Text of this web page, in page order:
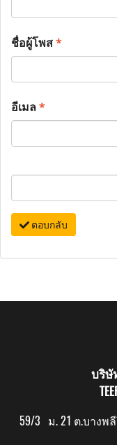
ชื่อผู้โพส*
อีเมล*
ตอบกลับ
บริษั
59/3 ม. 21 ต.บางพ